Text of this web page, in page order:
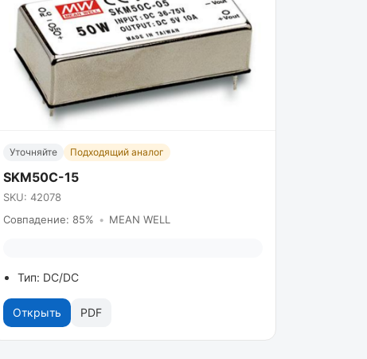
Уточняйте Подходящий аналог
SKM50C-15
SKU: 42078
Совпадение: 85% • MEAN WELL
Тип: DC/DC
Открыть PDF